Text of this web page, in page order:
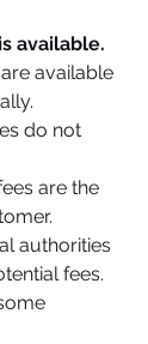
available.
available
do not
are the
authorities
fees.